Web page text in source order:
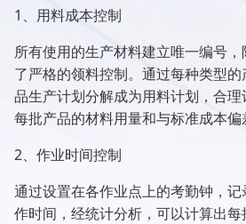
1、用料成本控制
所有使用的生产材料建立唯一编号
了严格的领料控制。通过每种类型
品生产计划分解成为用料计划，合
每批产品的材料用量和与标准成本偏
2、作业时间控制
通过设置在各作业点上的考勤钟，
作时间，经统计分析，可以计算出